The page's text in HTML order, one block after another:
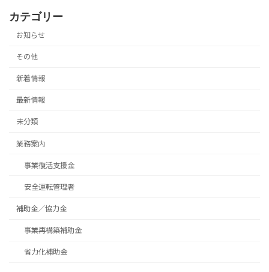
カテゴリー
お知らせ
その他
新着情報
最新情報
未分類
業務案内
事業復活支援金
安全運転管理者
補助金／協力金
事業再構築補助金
省力化補助金